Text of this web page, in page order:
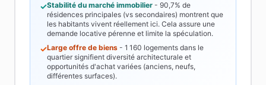
✓Stabilité du marché immobilier - 90,7% de
résidences principales (vs secondaires) montrent que
les habitants vivent réellement ici. Cela assure une
demande locative pérenne et limite la spéculation.
✓Large offre de biens - 1 160 logements dans le
quartier signifient diversité architecturale et
opportunités d'achat variées (anciens, neufs,
différentes surfaces).